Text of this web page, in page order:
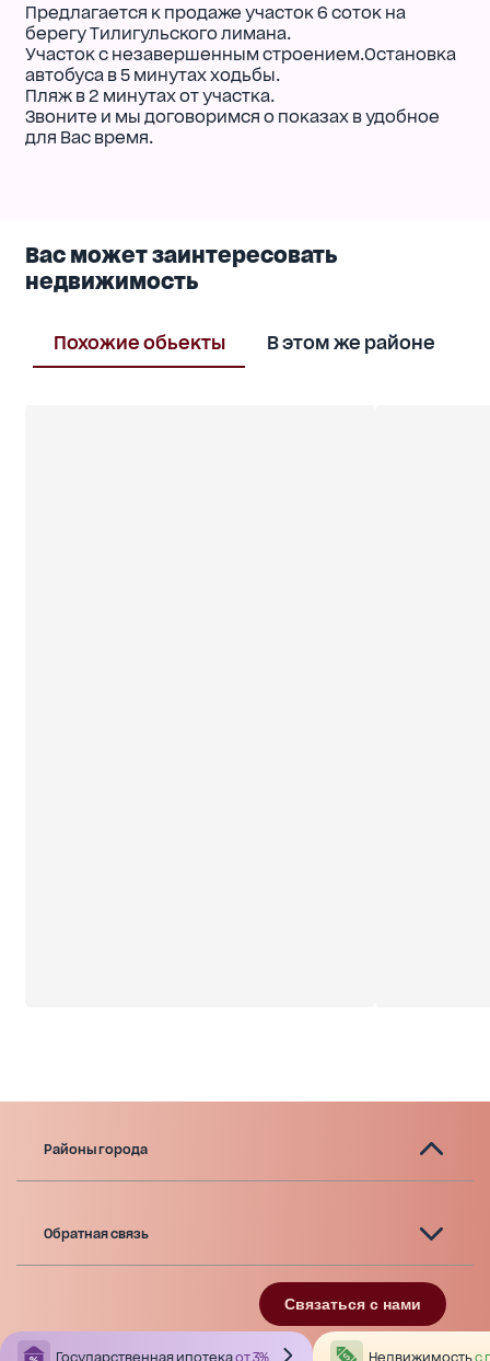
Предлагается к продаже участок 6 соток на
берегу Тилигульского лимана.
Участок с незавершенным строением.Остановка
автобуса в 5 минутах ходьбы.
Пляж в 2 минутах от участка.
Звоните и мы договоримся о показах в удобное
для Вас время.
Вас может заинтересовать
недвижимость
Похожие обьекты В этом же районе
Районы города
Обратная связь
Связаться с нами
Государственная ипотекаот 3% Недвижимостьс